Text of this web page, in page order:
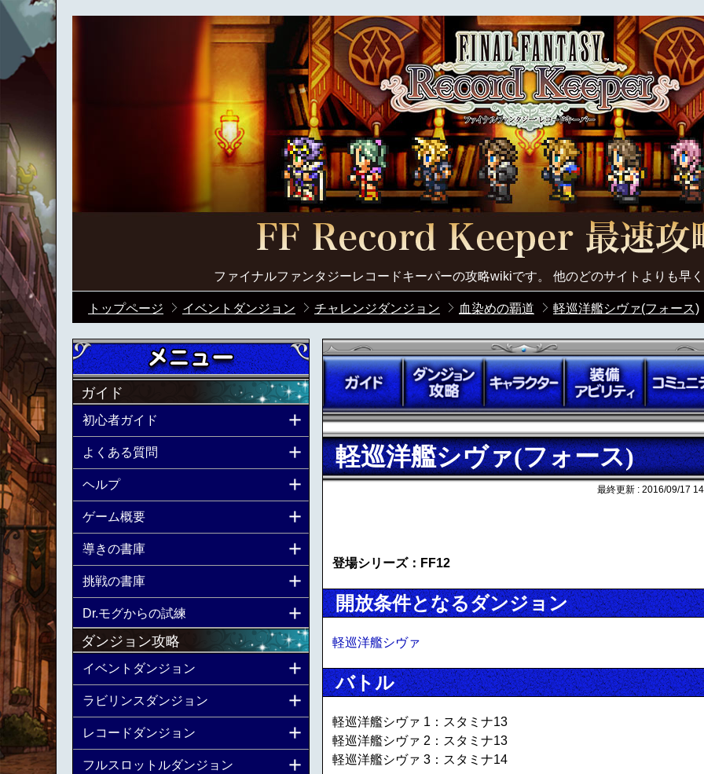
ファイナルファンタジーレコードキーパーの攻略wikiです。 他のどのサイトよりも早
トップページ イベントダンジョン チャレンジダンジョン 血染めの覇道 軽巡洋艦シヴァ(フォース)
軽巡洋艦シヴァ(フォース)
最終更新 : 2016/09/17
登場シリーズ：FF12
開放条件となるダンジョン
軽巡洋艦シヴァ
バトル
軽巡洋艦シヴァ 1：スタミナ13
軽巡洋艦シヴァ 2：スタミナ13
軽巡洋艦シヴァ 3：スタミナ14
ガイド
初心者ガイド
よくある質問
ヘルプ
ゲーム概要
導きの書庫
挑戦の書庫
Dr.モグからの試練
ダンジョン攻略
イベントダンジョン
ラビリンスダンジョン
レコードダンジョン
フルスロットルダンジョン